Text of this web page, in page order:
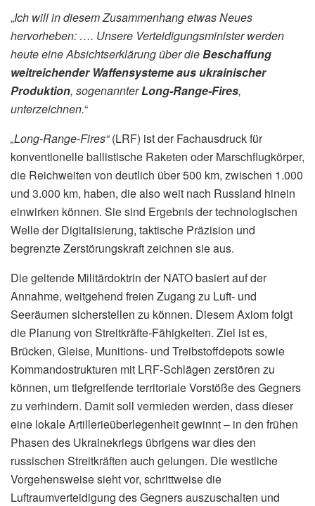
„Ich will in diesem Zusammenhang etwas Neues
hervorheben: …. Unsere Verteidigungsminister werden
heute eine Absichtserklärung über dieBeschaffung
weitreichender Waffensysteme aus ukrainischer
Produktion, sogenannterLong-Range-Fires,
unterzeichnen.“
„Long-Range-Fires“(LRF) ist der Fachausdruck für
konventionelle ballistische Raketen oder Marschflugkörper,
die Reichweiten von deutlich über 500 km, zwischen 1.000
und 3.000 km, haben, die also weit nach Russland hinein
einwirken können. Sie sind Ergebnis der technologischen
Welle der Digitalisierung, taktische Präzision und
begrenzte Zerstörungskraft zeichnen sie aus.
Die geltende Militärdoktrin der NATO basiert auf der
Annahme, weitgehend freien Zugang zu Luft- und
Seeräumen sicherstellen zu können. Diesem Axiom folgt
die Planung von Streitkräfte-Fähigkeiten. Ziel ist es,
Brücken, Gleise, Munitions- und Treibstoffdepots sowie
Kommandostrukturen mit LRF-Schlägen zerstören zu
können, um tiefgreifende territoriale Vorstöße des Gegners
zu verhindern. Damit soll vermieden werden, dass dieser
eine lokale Artillerieüberlegenheit gewinnt – in den frühen
Phasen des Ukrainekriegs übrigens war dies den
russischen Streitkräften auch gelungen. Die westliche
Vorgehensweise sieht vor, schrittweise die
Luftraumverteidigung des Gegners auszuschalten und